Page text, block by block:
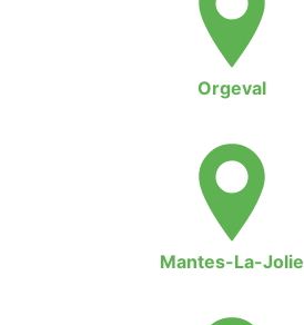
Orgeval
Mantes-La-Jolie